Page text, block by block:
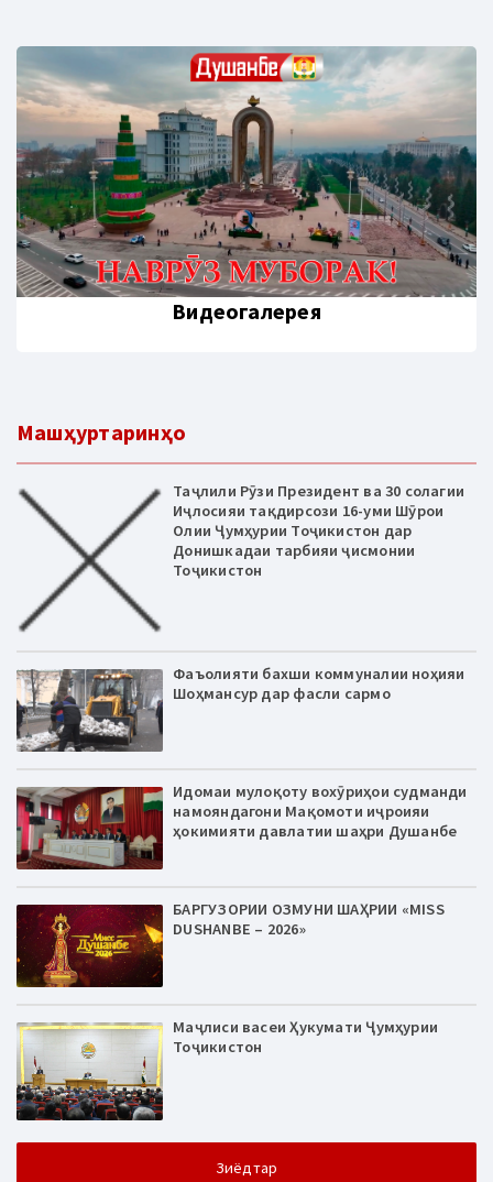
Видеогалерея
Машҳуртаринҳо
Таҷлили Рӯзи Президент ва 30 солагии
Иҷлосияи тақдирсози 16-уми Шӯрои
Олии Ҷумҳурии Тоҷикистон дар
Донишкадаи тарбияи ҷисмонии
Тоҷикистон
Фаъолияти бахши коммуналии ноҳияи
Шоҳмансур дар фасли сармо
Идомаи мулоқоту вохӯриҳои судманди
намояндагони Мақомоти иҷроияи
ҳокимияти давлатии шаҳри Душанбе
БАРГУЗОРИИ ОЗМУНИ ШАҲРИИ «MISS
DUSHANBE – 2026»
Маҷлиси васеи Ҳукумати Ҷумҳурии
Тоҷикистон
Зиёдтар